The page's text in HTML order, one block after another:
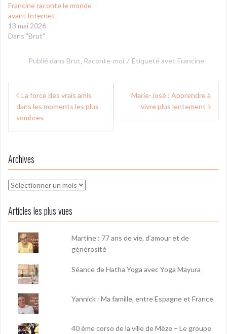
Francine raconte le monde
avant Internet
13 mai 2026
Dans "Brut"
Publié dans Brut, Raconte-moi Étiqueté avec Francine
Navigation
de
l’article
La force des vrais amis
dans les moments les plus
sombres
Marie-José : Apprendre à
vivre plus lentement
Archives
Archives
Articles les plus vues
Martine : 77 ans de vie, d'amour et de
générosité
Séance de Hatha Yoga avec Yoga Mayura
Yannick : Ma famille, entre Espagne et France
40 ème corso de la ville de Mèze – Le groupe